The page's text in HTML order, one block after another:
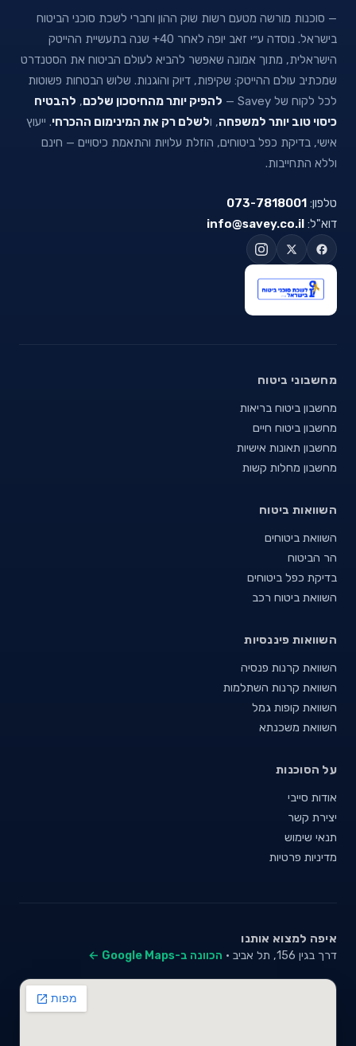
— סוכנות מורשה מטעם רשות שוק ההון וחברי לשכת סוכני הביטוח
בישראל. נוסדה ע״י זאב יופה לאחר 40+ שנה בתעשיית ההייטק
הישראלית, מתוך אמונה שאפשר להביא לעולם הביטוח את הסטנדרט
שמכתיב עולם ההייטק: שקיפות, דיוק והוגנות. שלוש הבטחות פשוטות
לכל לקוח של Savey —
להפיק יותר מהחיסכון שלכם, להבטיח
כיסוי טוב יותר למשפחה, ולשלם רק את המינימום ההכרחי. ייעוץ
אישי, בדיקת כפל ביטוחים, הוזלת עלויות והתאמת כיסויים — חינם
וללא התחייבות.
טלפון: 073-7818001
דוא"ל: info@savey.co.il
מחשבוני ביטוח
מחשבון ביטוח בריאות
מחשבון ביטוח חיים
מחשבון תאונות אישיות
מחשבון מחלות קשות
השוואות ביטוח
השוואת ביטוחים
הר הביטוח
בדיקת כפל ביטוחים
השוואת ביטוח רכב
השוואות פיננסיות
השוואת קרנות פנסיה
השוואת קרנות השתלמות
השוואת קופות גמל
השוואת משכנתא
על הסוכנות
אודות סייבי
יצירת קשר
תנאי שימוש
מדיניות פרטיות
איפה למצוא אותנו
דרך בגין 156, תל אביב · הכוונה ב-Google Maps ←